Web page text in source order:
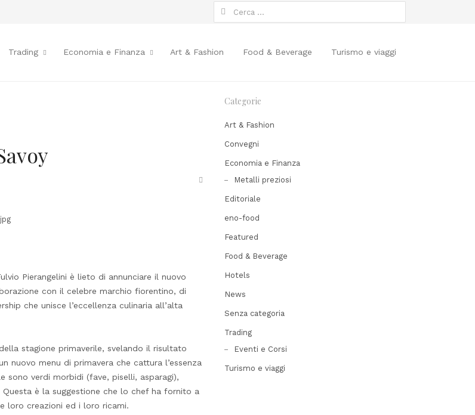
Ricerca
per:
Trading Economia e Finanza Art & Fashion Food & Beverage Turismo e viaggi
Share
Pierangelini è lieto di annunciare il nuovo
con il celebre marchio fiorentino, di
che unisce l’eccellenza culinaria all’alta
stagione primaverile, svelando il risultato
nuovo menu di primavera che cattura l’essenza
sono verdi morbidi (fave, piselli, asparagi),
è la suggestione che lo chef ha fornito a
loro creazioni ed i loro ricami.
Categorie
Art & Fashion
Convegni
Economia e Finanza
Metalli preziosi
Editoriale
eno-food
Featured
Food & Beverage
Hotels
News
Senza categoria
Trading
Eventi e Corsi
Turismo e viaggi